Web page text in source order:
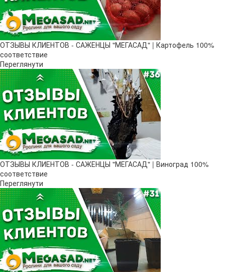
ОТЗЫВЫ КЛИЕНТОВ - САЖЕНЦЫ "МЕГАСАД" | Картофель 100%
соответствие
Переглянути
ОТЗЫВЫ КЛИЕНТОВ - САЖЕНЦЫ "МЕГАСАД" | Виноград 100%
соответствие
Переглянути